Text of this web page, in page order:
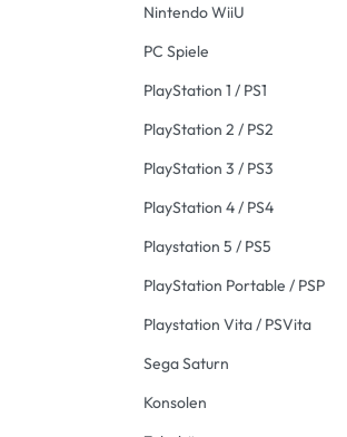
Nintendo WiiU
PC Spiele
PlayStation 1 / PS1
PlayStation 2 / PS2
PlayStation 3 / PS3
PlayStation 4 / PS4
Playstation 5 / PS5
PlayStation Portable / PSP
Playstation Vita / PSVita
Sega Saturn
Konsolen